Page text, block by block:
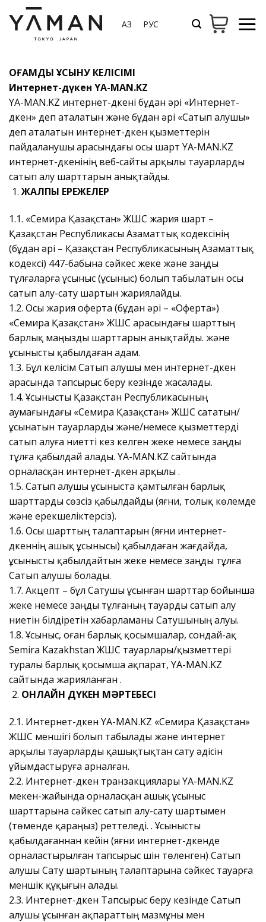
Мазмұнға
өту
ҚАЗ РУС
ҚОҒАМДЫҚ ҰСЫНУ КЕЛІСІМІ
Интернет-дүкен YA-MAN.KZ
YA-MAN.KZ интернет-дүкені бұдан әрі «Интернет-
дүкен» деп аталатын және бұдан әрі «Сатып алушы»
деп аталатын интернет-дүкен қызметтерін
пайдаланушы арасындағы осы шарт YA-MAN.KZ
интернет-дүкенінің веб-сайты арқылы тауарларды
сатып алу шарттарын анықтайды.
ЖАЛПЫ ЕРЕЖЕЛЕР
1.1. «Семира Қазақстан» ЖШС жария шарт –
Қазақстан Республикасы Азаматтық кодексінің
(бұдан әрі – Қазақстан Республикасының Азаматтық
кодексі) 447-бабына сәйкес жеке және заңды
тұлғаларға ұсыныс (ұсыныс) болып табылатын осы
сатып алу-сату шартын жариялайды.
1.2. Осы жария оферта (бұдан әрі – «Оферта»)
«Семира Қазақстан» ЖШС арасындағы шарттың
барлық маңызды шарттарын анықтайды. және
ұсынысты қабылдаған адам.
1.3. Бұл келісім Сатып алушы мен интернет-дүкен
арасында тапсырыс беру кезінде жасалады.
1.4. Ұсынысты Қазақстан Республикасының
аумағындағы «Семира Қазақстан» ЖШС сататын/
ұсынатын тауарларды және/немесе қызметтерді
сатып алуға ниетті кез келген жеке немесе заңды
тұлға қабылдай алады. YA-MAN.KZ сайтында
орналасқан интернет-дүкен арқылы .
1.5. Сатып алушы ұсыныста қамтылған барлық
шарттарды сөзсіз қабылдайды (яғни, толық көлемде
және ерекшеліктерсіз).
1.6. Осы шарттың талаптарын (яғни интернет-
дүкеннің ашық ұсынысы) қабылдаған жағдайда,
ұсынысты қабылдайтын жеке немесе заңды тұлға
Сатып алушы болады.
1.7. Акцепт – бұл Сатушы ұсынған шарттар бойынша
жеке немесе заңды тұлғаның тауарды сатып алу
ниетін білдіретін хабарламаны Сатушының алуы.
1.8. Ұсыныс, оған барлық қосымшалар, сондай-ақ
Semira Kazakhstan ЖШС тауарлары/қызметтері
туралы барлық қосымша ақпарат, YA-MAN.KZ
сайтында жарияланған .
ОНЛАЙН ДҮКЕН МӘРТЕБЕСІ
2.1. Интернет-дүкен YA-MAN.KZ «Семира Қазақстан»
ЖШС меншігі болып табылады және интернет
арқылы тауарларды қашықтықтан сату әдісін
ұйымдастыруға арналған.
2.2. Интернет-дүкен транзакциялары YA-MAN.KZ
мекен-жайында орналасқан ашық ұсыныс
шарттарына сәйкес сатып алу-сату шартымен
(төменде қараңыз) реттеледі. . Ұсынысты
қабылдағаннан кейін (яғни интернет-дүкенде
орналастырылған тапсырыс үшін төленген) Сатып
алушы Сату шартының талаптарына сәйкес тауарға
меншік құқығын алады.
2.3. Интернет-дүкен Тапсырыс беру кезінде Сатып
алушы ұсынған ақпараттың мазмұны мен